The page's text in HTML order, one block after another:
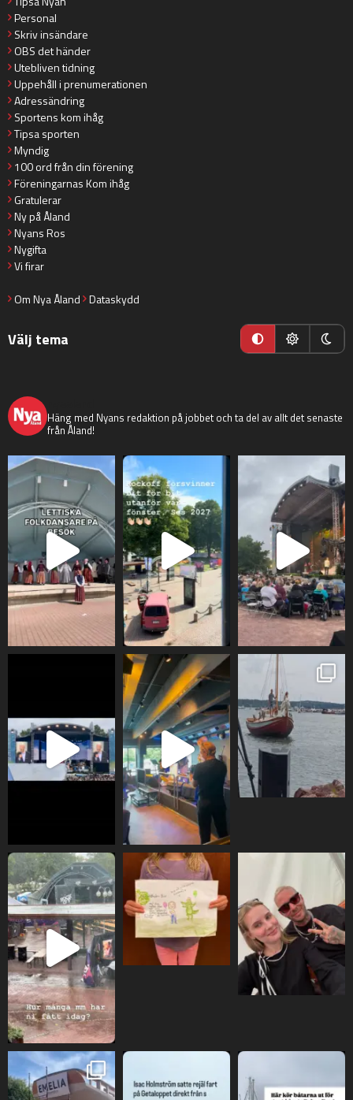
Personal
Skriv insändare
OBS det händer
Utebliven tidning
Uppehåll i prenumerationen
Adressändring
Sportens kom ihåg
Tipsa sporten
Myndig
100 ord från din förening
Föreningarnas Kom ihåg
Gratulerar
Ny på Åland
Nyans Ros
Nygifta
Vi firar
Om Nya Åland Dataskydd
Välj tema
Häng med Nyans redaktion på jobbet och ta del av allt det senaste
från Åland!